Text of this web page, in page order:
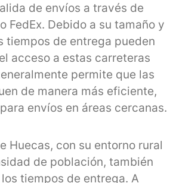
de envíos a través de
FedEx. Debido a su tamaño y
tiempos de entrega pueden
acceso a estas carreteras
permite que las
de manera más eficiente,
envíos en áreas cercanas.
Huecas, con su entorno rural
de población, también
tiempos de entrega. A